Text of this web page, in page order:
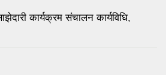
कार्यक्रम संचालन कार्यविधि,